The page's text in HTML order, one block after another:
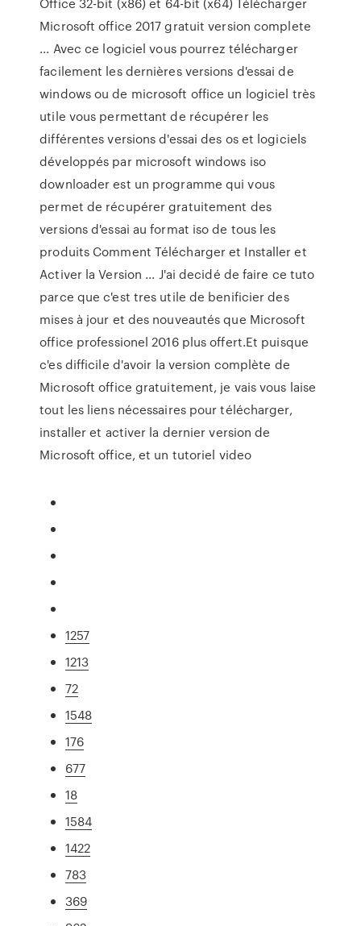
Microsoft office 2017 gratuit version complete
... Avec ce logiciel vous pourrez télécharger
facilement les dernières versions d'essai de
windows ou de microsoft office un logiciel très
utile vous permettant de récupérer les
différentes versions d'essai des os et logiciels
développés par microsoft windows iso
downloader est un programme qui vous
permet de récupérer gratuitement des
versions d'essai au format iso de tous les
produits Comment Télécharger et Installer et
Activer la Version ... J'ai decidé de faire ce tuto
parce que c'est tres utile de benificier des
mises à jour et des nouveautés que Microsoft
office professionel 2016 plus offert.Et puisque
c'es difficile d'avoir la version complète de
Microsoft office gratuitement, je vais vous laise
tout les liens nécessaires pour télécharger,
installer et activer la dernier version de
Microsoft office, et un tutoriel video
1257
1213
72
1548
176
677
18
1584
1422
783
369